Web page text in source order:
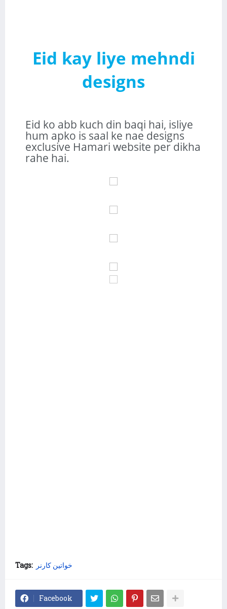
Eid kay liye mehndi
designs
Eid ko abb kuch din baqi hai, isliye
hum apko is saal ke nae designs
exclusive Hamari website per dikha
rahe hai.
Tags: خواتین کارنر
Facebook